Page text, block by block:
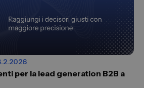
per la lead generation B2B a